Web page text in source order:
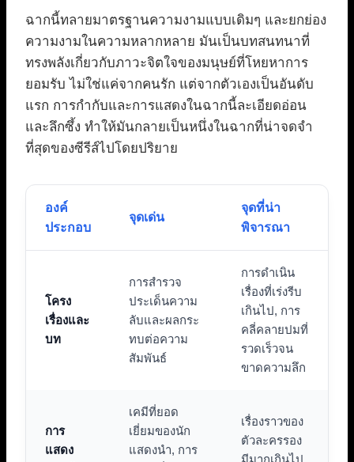
ฉากนี้ทลายมาตรฐานความงามแบบเดิมๆ และยกย่อง
ความงามในความหลากหลาย มันเป็นบทสนทนาที่
ทรงพลังเกี่ยวกับภาวะจิตใจของมนุษย์ที่โหยหาการ
ยอมรับ ไม่ใช่แค่จากคนรัก แต่จากตัวเองเป็นอันดับ
แรก การกำกับและการแสดงในฉากนี้ละเอียดอ่อน
และลึกซึ้ง ทำให้มันกลายเป็นหนึ่งในฉากที่น่าจดจำ
ที่สุดของซีรีส์ไปโดยปริยาย
องค์
ประกอบ
จุดเด่น
จุดที่น่า
พิจารณา
โครง
เรื่องและ
บท
การสำรวจ
ประเด็นความ
ลับและผลกระ
ทบต่อความ
สัมพันธ์
การดำเนิน
เรื่องที่เร่งรีบ
เกินไป, การ
คลี่คลายปมที่
รวดเร็วจน
ขาดความลึก
การ
แสดง
เคมีที่ยอด
เยี่ยมของนัก
แสดงนำ, การ
เรื่องราวของ
ตัวละครรอง